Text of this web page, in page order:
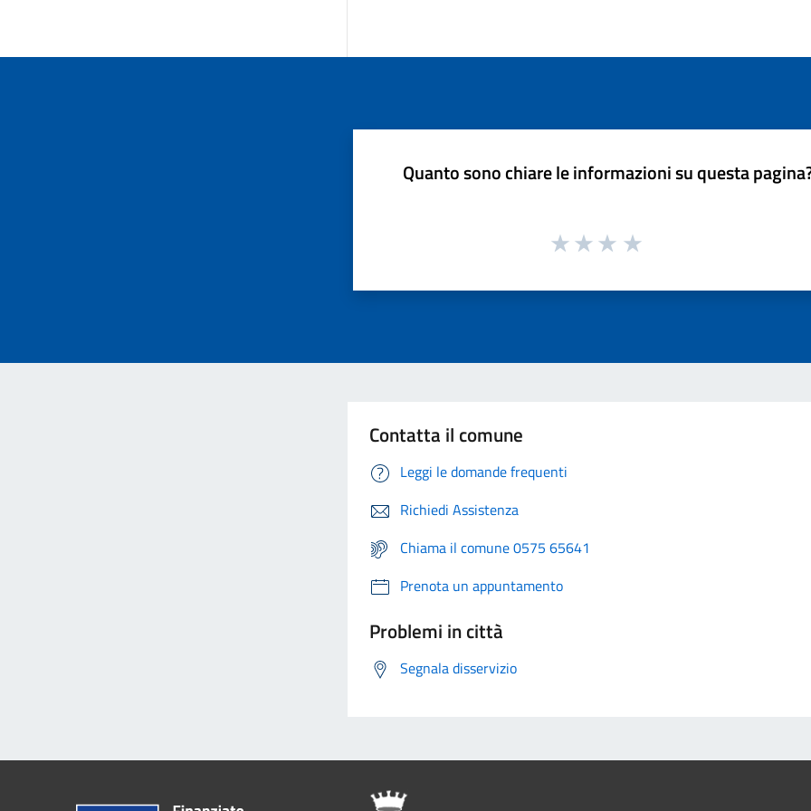
Quanto sono chiare le informazioni su questa
Contatta il comune
Leggi le domande frequenti
Richiedi Assistenza
Chiama il comune 0575 65641
Prenota un appuntamento
Problemi in città
Segnala disservizio